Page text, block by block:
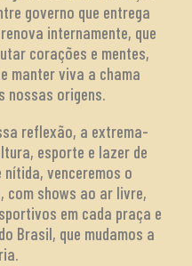
governo que entrega
internamente, que
corações e mentes,
manter viva a chama
nossas origens.
reflexão, a extrema-
esporte e lazer de
venceremos o
com shows ao ar livre,
em cada praça e
Brasil, que mudamos a